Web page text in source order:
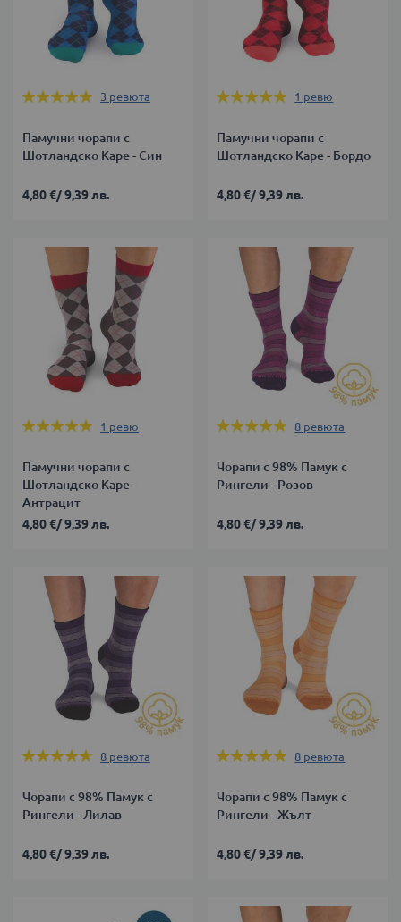
Оценка:
3 ревюта
Памучни чорапи с
Шотландско Каре - Син
4,80 €/9,39 лв.
Оценка:
1 ревю
Памучни чорапи с
Шотландско Каре - Бордо
4,80 €/9,39 лв.
Оценка:
1 ревю
Памучни чорапи с
Шотландско Каре -
Антрацит
4,80 €/9,39 лв.
Оценка:
8 ревюта
Чорапи с 98% Памук с
Рингели - Розов
4,80 €/9,39 лв.
Оценка:
8 ревюта
Чорапи с 98% Памук с
Рингели - Лилав
4,80 €/9,39 лв.
Оценка:
8 ревюта
Чорапи с 98% Памук с
Рингели - Жълт
4,80 €/9,39 лв.